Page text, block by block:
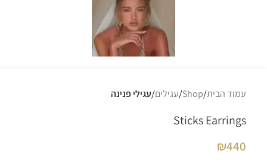
עמוד הבית Shop עגילים עגילי פנינה
Sticks Earrings
₪440